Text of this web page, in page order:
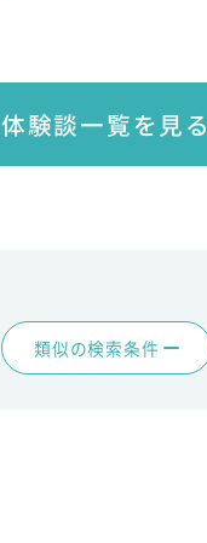
体験談一覧を見る
類似の検索条件